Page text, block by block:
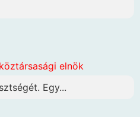
elnök
Egy...